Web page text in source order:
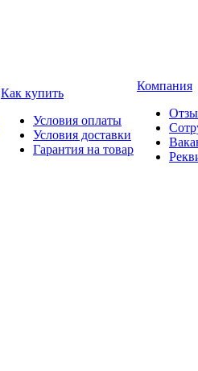
Как купить
Условия оплаты
Условия доставки
Гарантия на товар
Компания